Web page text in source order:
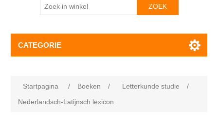
CATEGORIE
Startpagina / Boeken / Letterkunde studie
/
Nederlandsch-Latijnsch lexicon